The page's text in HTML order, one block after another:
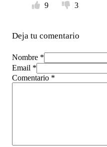
9
3
Deja tu comentario
Nombre *
Email *
Comentario *